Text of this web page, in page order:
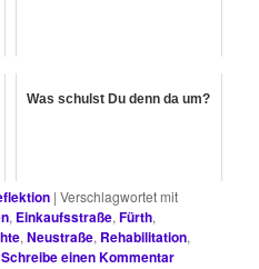
Was schulst Du denn da um?
|Verschlagwortet mit
, Einkaufsstraße,Fürth,
,Neustraße, Rehabilitation,
Schreibe einen Kommentar